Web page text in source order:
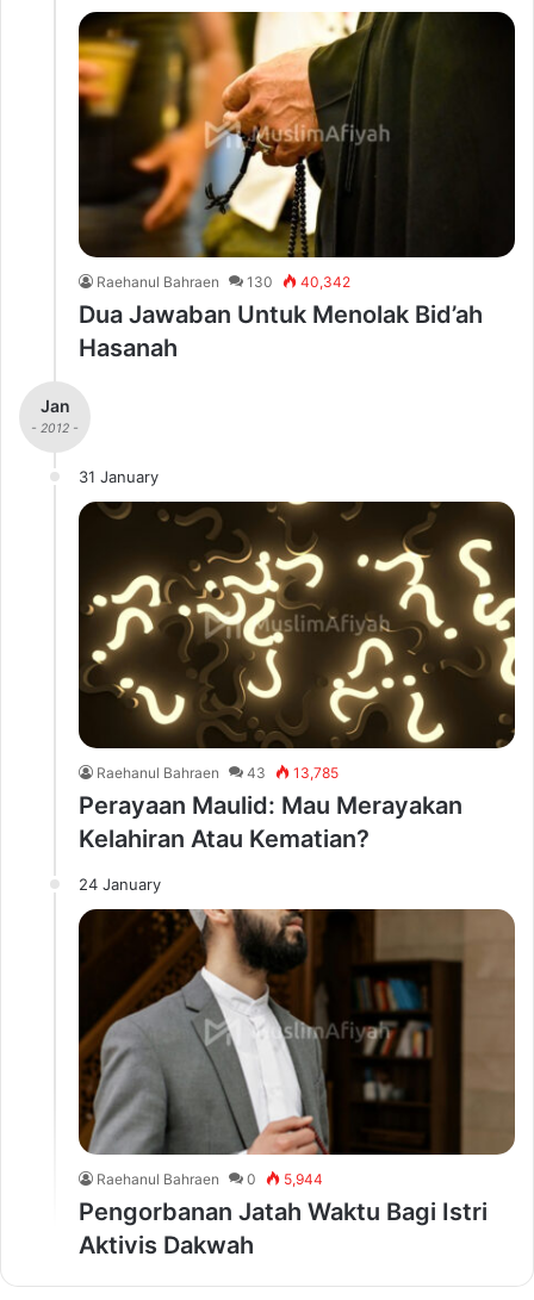
Raehanul Bahraen 130 40,342
Dua Jawaban Untuk Menolak Bid’ah
Hasanah
Jan
- 2012 -
31 January
Raehanul Bahraen 43 13,785
Perayaan Maulid: Mau Merayakan
Kelahiran Atau Kematian?
24 January
Raehanul Bahraen 0 5,944
Pengorbanan Jatah Waktu Bagi Istri
Aktivis Dakwah